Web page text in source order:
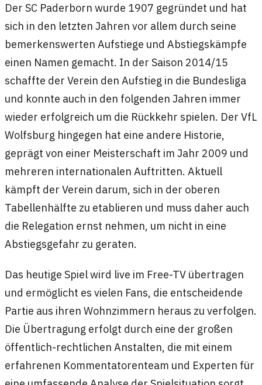
Der SC Paderborn wurde 1907 gegründet und hat
sich in den letzten Jahren vor allem durch seine
bemerkenswerten Aufstiege und Abstiegskämpfe
einen Namen gemacht. In der Saison 2014/15
schaffte der Verein den Aufstieg in die Bundesliga
und konnte auch in den folgenden Jahren immer
wieder erfolgreich um die Rückkehr spielen. Der VfL
Wolfsburg hingegen hat eine andere Historie,
geprägt von einer Meisterschaft im Jahr 2009 und
mehreren internationalen Auftritten. Aktuell
kämpft der Verein darum, sich in der oberen
Tabellenhälfte zu etablieren und muss daher auch
die Relegation ernst nehmen, um nicht in eine
Abstiegsgefahr zu geraten.
Das heutige Spiel wird live im Free-TV übertragen
und ermöglicht es vielen Fans, die entscheidende
Partie aus ihren Wohnzimmern heraus zu verfolgen.
Die Übertragung erfolgt durch eine der großen
öffentlich-rechtlichen Anstalten, die mit einem
erfahrenen Kommentatorenteam und Experten für